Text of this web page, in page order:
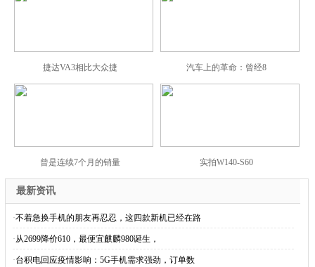
捷达VA3相比大众捷 汽车上的革命：曾经8
曾是连续7个月的销量 实拍W140-S60
最新资讯
·不着急换手机的朋友再忍忍，这四款新机已经在路
·从2699降价610，最便宜麒麟980诞生，
·台积电回应疫情影响：5G手机需求强劲，订单数